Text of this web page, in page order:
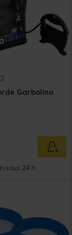
Garbolino
sous 24 h